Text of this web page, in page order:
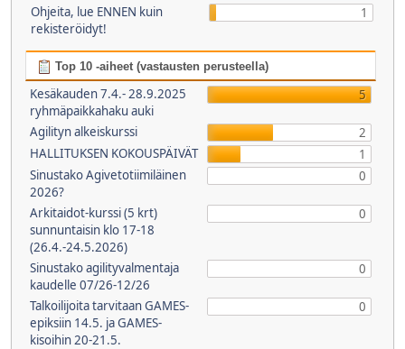
Ohjeita, lue ENNEN kuin
rekisteröidyt!
1
Top 10 -aiheet (vastausten perusteella)
Kesäkauden 7.4.- 28.9.2025
ryhmäpaikkahaku auki
5
Agilityn alkeiskurssi
2
HALLITUKSEN KOKOUSPÄIVÄT
1
Sinustako Agivetotiimiläinen
2026?
0
Arkitaidot-kurssi (5 krt)
sunnuntaisin klo 17-18
(26.4.-24.5.2026)
0
Sinustako agilityvalmentaja
kaudelle 07/26-12/26
0
Talkoilijoita tarvitaan GAMES-
epiksiin 14.5. ja GAMES-
kisoihin 20-21.5.
0